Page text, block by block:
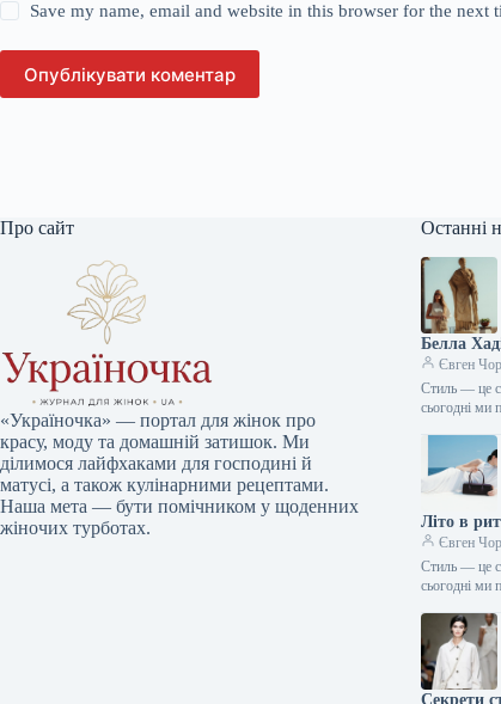
Save my name, email and website in this browser for the next
Опублікувати коментар
Про сайт
«Україночка» — портал для жінок про
красу, моду та домашній затишок. Ми
ділимося лайфхаками для господині й
матусі, а також кулінарними рецептами.
Наша мета — бути помічником у щоденних
жіночих турботах.
Останні
Белла
Євген
Стиль — це
сьогодні ми
Літо в
Євген
Стиль — це
сьогодні ми
Секрети